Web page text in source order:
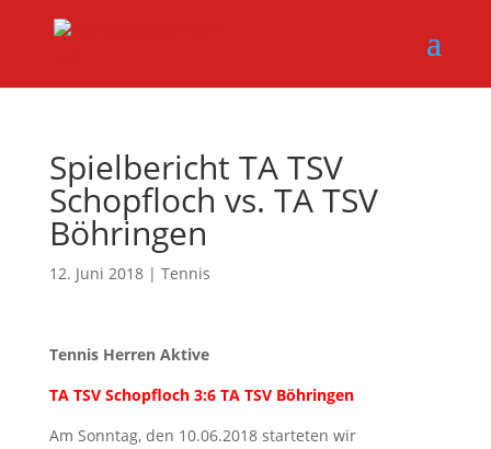
Spielbericht TA TSV
Schopfloch vs. TA TSV
Böhringen
12. Juni 2018| Tennis
Tennis Herren Aktive
TA TSV Schopfloch 3:6 TA TSV Böhringen
Am Sonntag, den 10.06.2018 starteten wir